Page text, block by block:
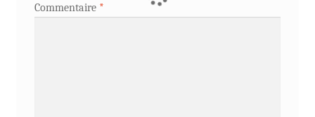
Commentaire *